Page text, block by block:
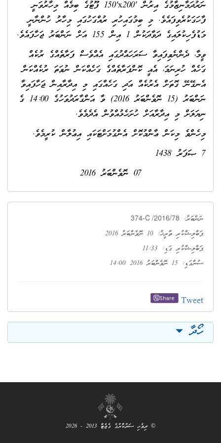
ނަރުދަމާނިޒާމުގެ އިރުން150'x200' ފޫޓުގެ ބިމެއް މިހާރުވަނީ
ފާހަގަކުރެވިފައެވެ. މި ބިމުގައިހުރި ރުއްގަހުގައި މިހާރު ހުންނާނީ
މަޑުފެހިކުލައިގެ ދަވާދަކުން 1 އިން 155 އަށް ނަންބަރު ޖަހާފައެވެ.
ވީމާ، ދެންނެވިފައިވާ ސަރަހައްދުގައި އެއްވެސް ފަރާތެއްގެ ރުކެއް
ގަހެއް ހުރިނަމަ، އެއީ ކޮންފަރާތެއްގެ ގަހެއްކަން ނުވަތަ ރުކެއްކަން
އެނގޭނޭ ގޮތަށް އެރުކެއް އަދި ގަހެއްގައި މި އިދާރާއިން ޖަހާފައިވާ
ނަންބަރު (15 ނޮވެންބަރު 2016) ވާ އަންގާރަދުވަހުގެ 14:00 ގެ
ނިޔަލަށް މި އިދާރާއަށް ހުށަހެޅުއްވުން އެދެމެވެ.
މިހެންވެ މިކަން ޢާންމުކޮށް އެންގުމަށްޓަކައި އިޢުލާން ކުރީމެވެ.
7 ޞަފަރު 1438
07 ނޮވެންބަރު 2016
ނަންބަރު: 374-C /2016/78
ޕަބްލިޝްކުރި ތާރީޚު: 10 ނޮވެންބަރު 2016
ޕަބްލިޝްކުރި ގަޑި: 11:33
ސުންގަޑި: 15 ނޮވެންބަރު 2016 14:00
Tweet
Share
ހޯދާ
© ދިވެހި ސަރުކާރުގެ ގެޒެޓް 2013 - 2026